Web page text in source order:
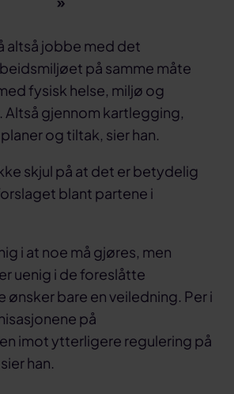
altså jobbe med det
på samme måte
fysisk helse, miljø og
Altså gjennom kartlegging,
og tiltak, sier han.
skjul på at det er betydelig
blant partene i
i at noe må gjøres, men
uenig i de foreslåtte
ønsker bare en veiledning. Per i
på
imot ytterligere regulering på
han.